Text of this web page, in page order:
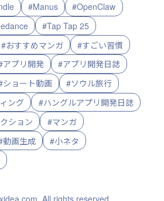
#Manus
#OpenClaw
#Tap Tap 25
#おすすめマンガ
#すごい習慣
アプリ開発
#アプリ開発日誌
ショート動画
#ソウル旅行
ング
#ハングルアプリ開発日誌
ション
#マンガ
動画生成
#小ネタ
All rights reserved.